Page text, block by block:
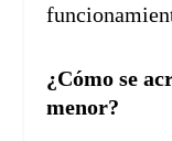
¿Cómo se
menor?